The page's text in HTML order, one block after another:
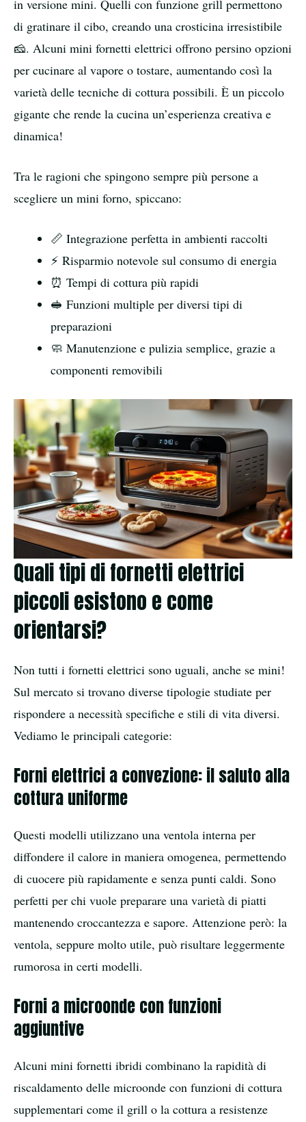
in versione mini. Quelli con funzione grill permettono
di gratinare il cibo, creando una crosticina irresistibile
🧀. Alcuni mini fornetti elettrici offrono persino opzioni
per cucinare al vapore o tostare, aumentando così la
varietà delle tecniche di cottura possibili. È un piccolo
gigante che rende la cucina un’esperienza creativa e
dinamica!
Tra le ragioni che spingono sempre più persone a
scegliere un mini forno, spiccano:
📏 Integrazione perfetta in ambienti raccolti
⚡ Risparmio notevole sul consumo di energia
⏰ Tempi di cottura più rapidi
🥪 Funzioni multiple per diversi tipi di
preparazioni
🧼 Manutenzione e pulizia semplice, grazie a
componenti removibili
Quali tipi di fornetti elettrici
piccoli esistono e come
orientarsi?
Non tutti i fornetti elettrici sono uguali, anche se mini!
Sul mercato si trovano diverse tipologie studiate per
rispondere a necessità specifiche e stili di vita diversi.
Vediamo le principali categorie:
Forni elettrici a convezione: il saluto alla
cottura uniforme
Questi modelli utilizzano una ventola interna per
diffondere il calore in maniera omogenea, permettendo
di cuocere più rapidamente e senza punti caldi. Sono
perfetti per chi vuole preparare una varietà di piatti
mantenendo croccantezza e sapore. Attenzione però: la
ventola, seppure molto utile, può risultare leggermente
rumorosa in certi modelli.
Forni a microonde con funzioni
aggiuntive
Alcuni mini fornetti ibridi combinano la rapidità di
riscaldamento delle microonde con funzioni di cottura
supplementari come il grill o la cottura a resistenze